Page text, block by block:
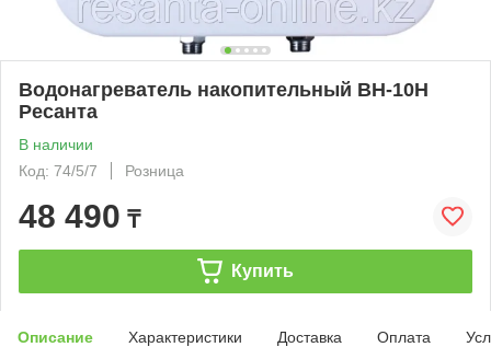
Водонагреватель накопительный ВН-10Н
Ресанта
В наличии
Код: 74/5/7
Розница
48 490 ₸
Купить
Описание Характеристики Доставка Оплата